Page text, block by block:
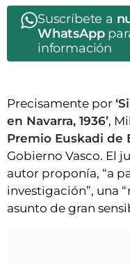
Suscríbete a
WhatsApp
información
Precisamente por
en Navarra, 1936’,
Premio Euskadi de
Gobierno Vasco. El
autor proponía, “a
investigación”, una
asunto de gran